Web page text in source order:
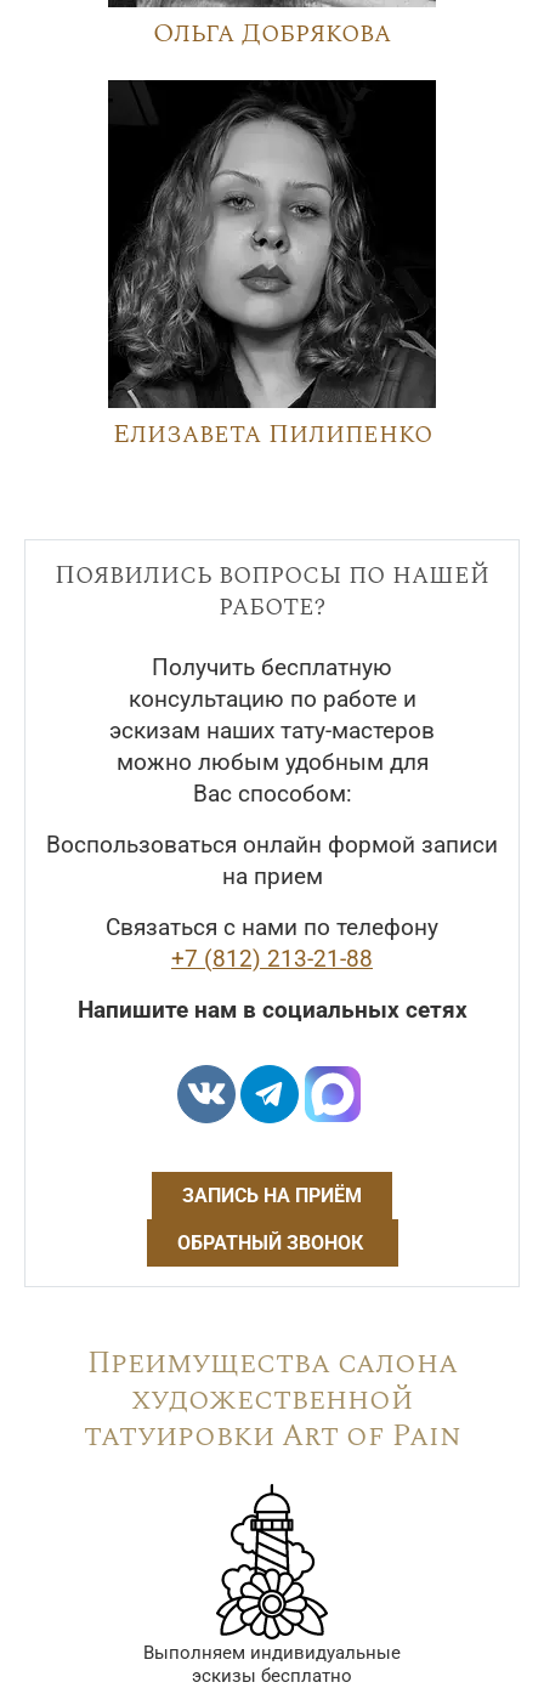
Ольга Добрякова
Елизавета Пилипенко
Появились вопросы по нашей
работе?
Получить бесплатную
консультацию по работе и
эскизам наших тату-мастеров
можно любым удобным для
Вас способом:
Воспользоваться онлайн формой записи
на прием
Связаться с нами по телефону
+7 (812) 213-21-88
Напишите нам в социальных сетях
ЗАПИСЬ НА ПРИЁМ
ОБРАТНЫЙ ЗВОНОК
Преимущества салона
художественной
татуировки Art of Pain
Выполняем индивидуальные
эскизы бесплатно